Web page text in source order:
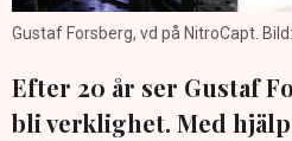
Gustaf Forsberg, vd på NitroCapt.
Efter 20 år ser Gustaf
bli verklighet. Med hjälp